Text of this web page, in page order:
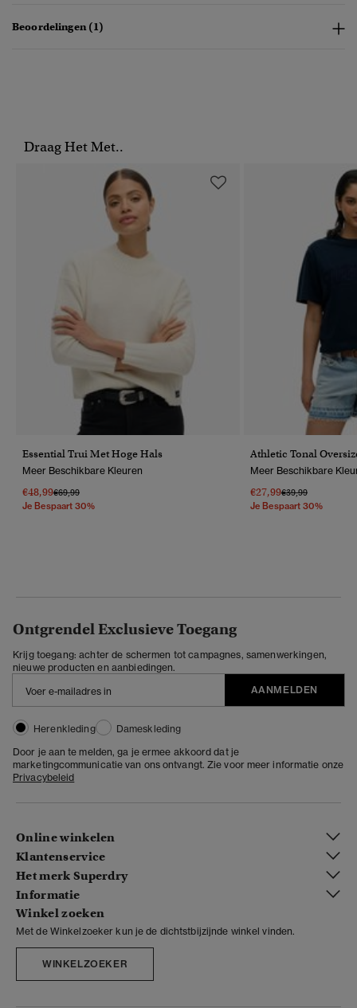
Beoordelingen (1)
Draag Het Met..
Essential Trui Met Hoge Hals
Meer Beschikbare Kleuren
€48,99Prijs Verlaagd Van
€69,99Naar
Je Bespaart 30%
Athletic Tonal
Meer Beschikbare
€27,99Prijs Verlaagd Van
€39,99Naar
Je Bespaart 30%
Ontgrendel Exclusieve Toegang
Krijg toegang: achter de schermen tot campagnes, samenwerkingen,
nieuwe producten en aanbiedingen.
AANMELDEN
Herenkleding
Dameskleding
Door je aan te melden, ga je ermee akkoord dat je
marketingcommunicatie van ons ontvangt. Zie voor meer informatie onze
Privacybeleid
Online winkelen
Klantenservice
Het merk Superdry
Informatie
Winkel zoeken
Met de Winkelzoeker kun je de dichtstbijzijnde winkel vinden.
WINKELZOEKER